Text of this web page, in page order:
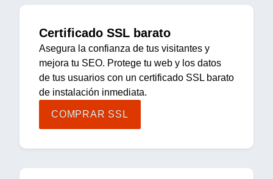
Certificado SSL barato
Asegura la confianza de tus visitantes y
mejora tu SEO. Protege tu web y los datos
de tus usuarios con un certificado SSL barato
de instalación inmediata.
COMPRAR SSL